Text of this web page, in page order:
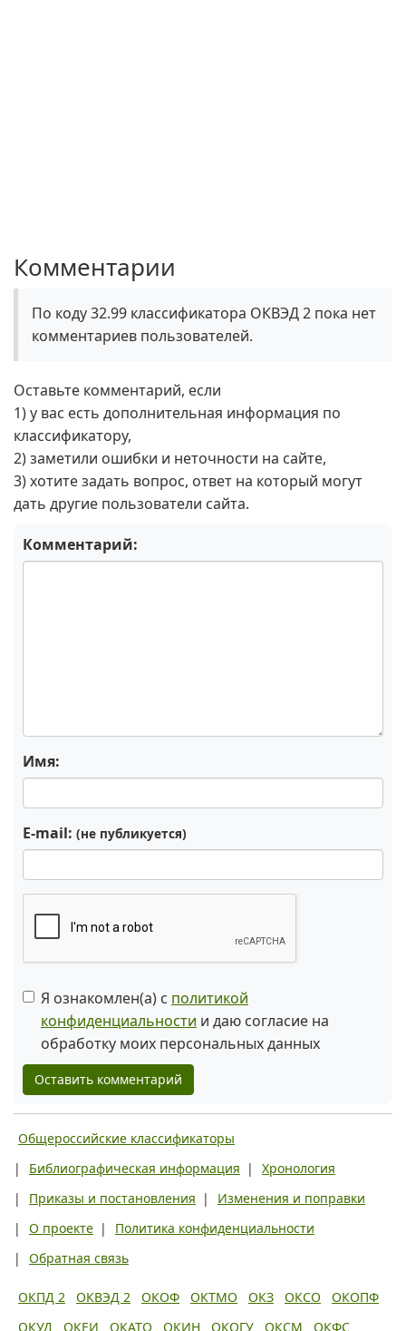
Комментарии
По коду 32.99 классификатора ОКВЭД 2 пока нет
комментариев пользователей.
Оставьте комментарий, если
1) у вас есть дополнительная информация по
классификатору,
2) заметили ошибки и неточности на сайте,
3) хотите задать вопрос, ответ на который могут
дать другие пользователи сайта.
Комментарий:
Имя:
E-mail: (не публикуется)
Я ознакомлен(а) с политикой
конфиденциальности и даю согласие на
обработку моих персональных данных
Оставить комментарий
Общероссийские классификаторы
|
Библиографическая информация |
Хронология
|
Приказы и постановления |
Изменения и поправки
|
О проекте |
Политика конфиденциальности
|
Обратная связь
ОКПД 2 ОКВЭД 2 ОКОФ ОКТМО ОКЗ ОКСО
ОКОПФ
ОКУД
ОКЕИ ОКАТО ОКИН ОКОГУ ОКСМ ОКФС